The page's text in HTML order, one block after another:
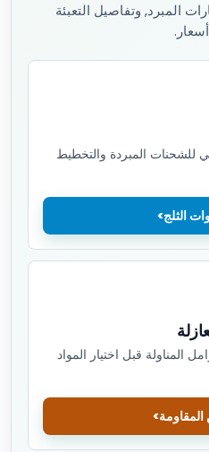
المبرد, وتفاصيل التعبئة
للشحنات المبردة والتخطيط
الثلج
المناولة قبل اختيار المواد